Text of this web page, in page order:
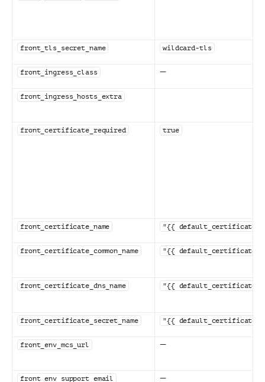
front_tls_secret_name wildcard-tls
front_ingress_class —
front_ingress_hosts_extra
front_certificate_required true
front_certificate_name "{{
front_certificate_common_name "{{
front_certificate_dns_name "{{
front_certificate_secret_name "{{
front_env_mcs_url —
front_env_support_email —